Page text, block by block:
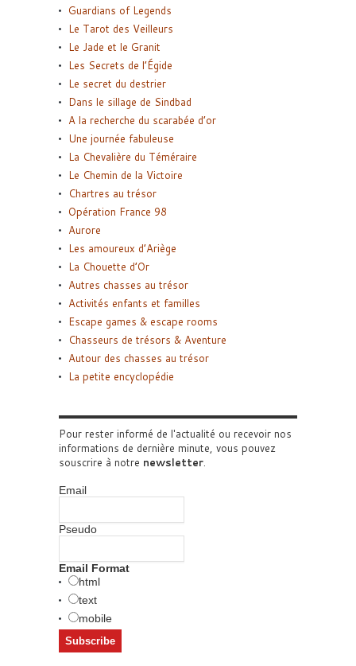
Guardians of Legends
Le Tarot des Veilleurs
Le Jade et le Granit
Les Secrets de l’Égide
Le secret du destrier
Dans le sillage de Sindbad
A la recherche du scarabée d’or
Une journée fabuleuse
La Chevalière du Téméraire
Le Chemin de la Victoire
Chartres au trésor
Opération France 98
Aurore
Les amoureux d’Ariège
La Chouette d’Or
Autres chasses au trésor
Activités enfants et familles
Escape games & escape rooms
Chasseurs de trésors & Aventure
Autour des chasses au trésor
La petite encyclopédie
Pour rester informé de l'actualité ou recevoir nos
informations de dernière minute, vous pouvez
souscrire à notre newsletter.
Email
Pseudo
Email Format
html
text
mobile